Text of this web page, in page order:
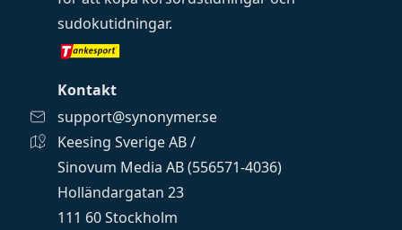
sudokutidningar.
Kontakt
support@synonymer.se
Keesing Sverige AB /
Sinovum Media AB (556571-4036)
Holländargatan 23
111 60 Stockholm